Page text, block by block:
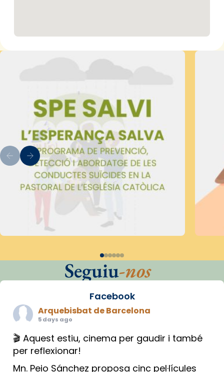
Seguiu-nos
Facebook
Arquebisbat de Barcelona
5 days ago
🎬 Aquest estiu, cinema per gaudir i també
per reflexionar!
Mn. Peio Sánchez proposa cinc pel·lícules